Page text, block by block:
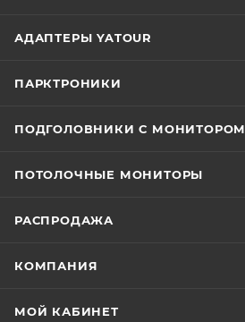
АДАПТЕРЫ YATOUR
ПАРКТРОНИКИ
ПОДГОЛОВНИКИ С МОНИТОРОМ
ПОТОЛОЧНЫЕ МОНИТОРЫ
РАСПРОДАЖА
КОМПАНИЯ
МОЙ КАБИНЕТ